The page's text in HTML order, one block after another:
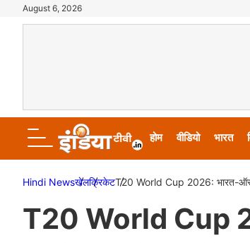
August 6, 2026
होम वीडियो भारत
Hindi Newsखेलक्रिकेटT20 World Cup 2026: भारत-
T20 World Cup